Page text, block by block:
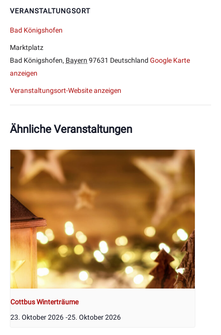
VERANSTALTUNGSORT
Bad Königshofen
Marktplatz
Bad Königshofen, Bayern 97631 Deutschland Google Karte
anzeigen
Veranstaltungsort-Website anzeigen
Ähnliche Veranstaltungen
Cottbus Winterträume
23. Oktober 2026 -25. Oktober 2026